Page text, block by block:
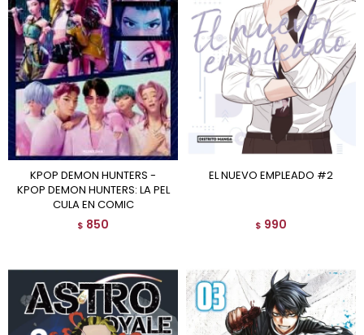
KPOP DEMON HUNTERS -
KPOP DEMON HUNTERS: LA PEL
CULA EN COMIC
$ 850
EL NUEVO EMPLEADO #2
$ 990